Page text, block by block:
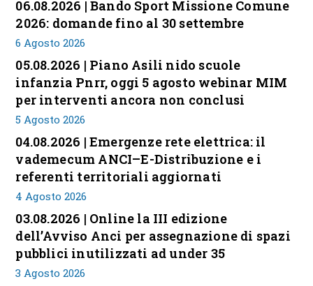
06.08.2026 | Bando Sport Missione Comune
2026: domande fino al 30 settembre
6 Agosto 2026
05.08.2026 | Piano Asili nido scuole
infanzia Pnrr, oggi 5 agosto webinar MIM
per interventi ancora non conclusi
5 Agosto 2026
04.08.2026 | Emergenze rete elettrica: il
vademecum ANCI–E-Distribuzione e i
referenti territoriali aggiornati
4 Agosto 2026
03.08.2026 | Online la III edizione
dell’Avviso Anci per assegnazione di spazi
pubblici inutilizzati ad under 35
3 Agosto 2026